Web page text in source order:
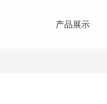
产品展示